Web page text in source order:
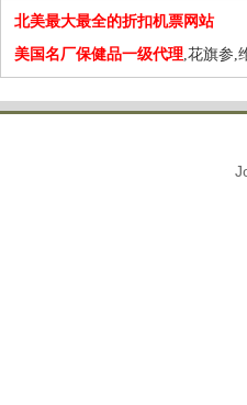
北美最大最全的折扣机票网站
美国名厂保健品一级代理,花旗参,